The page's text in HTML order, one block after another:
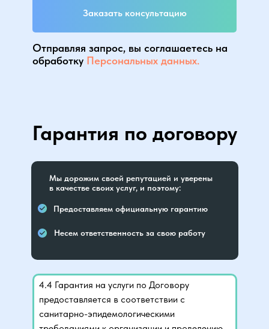
Заказать консультацию
Отправляя запрос, вы соглашаетесь на
обработку Персональных данных.
Гарантия по договору
4.4 Гарантия на услуги по Договору
предоставляется в соответствии с
санитарно-эпидемологическими
Мы дорожим своей репутацией и уверены
в качестве своих услуг, и поэтому:
Предоставляем официальную гарантию
Несем ответственность за свою работу